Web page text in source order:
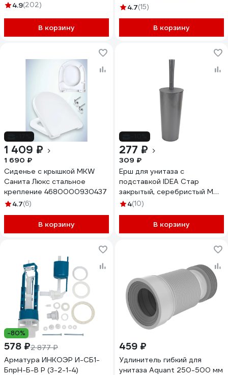
4.9(202)
В корзину
5010 601318
4.7(15)
В корзину
1 409 ₽
1 690 ₽
Сиденье с крышкой MKW
Санита Люкс стальное
крепление 4680000930437
4.7(6)
В корзину
277 ₽
309 ₽
Ерш для унитаза с
подставкой IDEA Стар
закрытый, серебристый М
5017 602586
4(10)
В корзину
-80%
578 ₽2 877 ₽
Арматура ИНКОЭР И-СБ1-
БпрН-Б-В Р (3-2-1-4)
459 ₽
Удлинитель гибкий для
унитаза Aquant 250-500 мм